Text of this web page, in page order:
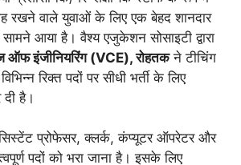
रखने वाले युवाओं के लिए एक बेहद शानदार
आया है। वैश्य एजुकेशन सोसाइटी द्वारा
ऑफ इंजीनियरिंग (VCE), रोहतकने टीचिंग
रिक्त पदों पर सीधी भर्ती के लिए
दी है।
प्रोफेसर, क्लर्क, कंप्यूटर ऑपरेटर और
पदों को भरा जाना है। इसके लिए